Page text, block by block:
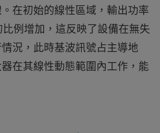
在初始的線性區域，輸出功率
例增加，這反映了設備在無失
況，此時基波訊號占主導地
在其線性動態範圍內工作，能